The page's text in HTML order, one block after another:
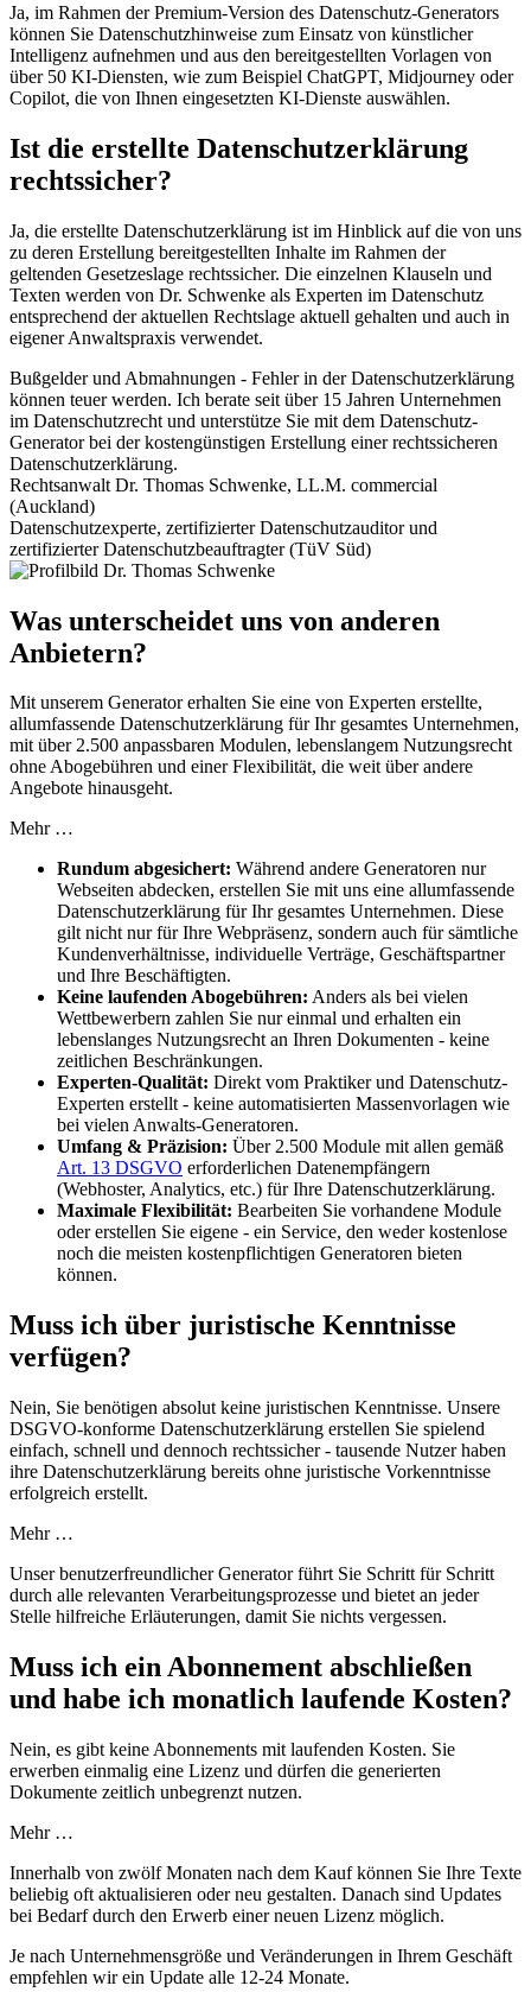
Ja, im Rahmen der Premium-Version des Datenschutz-Generators
können Sie Datenschutzhinweise zum Einsatz von künstlicher
Intelligenz aufnehmen und aus den bereitgestellten Vorlagen von
über 50 KI-Diensten, wie zum Beispiel ChatGPT, Midjourney oder
Copilot, die von Ihnen eingesetzten KI-Dienste auswählen.
Ist die erstellte Datenschutzerklärung
rechtssicher?
Ja, die erstellte Datenschutzerklärung ist im Hinblick auf die von uns
zu deren Erstellung bereitgestellten Inhalte im Rahmen der
geltenden Gesetzeslage rechtssicher. Die einzelnen Klauseln und
Texten werden von Dr. Schwenke als Experten im Datenschutz
entsprechend der aktuellen Rechtslage aktuell gehalten und auch in
eigener Anwaltspraxis verwendet.
Bußgelder und Abmahnungen - Fehler in der Datenschutzerklärung
können teuer werden. Ich berate seit über 15 Jahren Unternehmen
im Datenschutzrecht und unterstütze Sie mit dem Datenschutz-
Generator bei der kostengünstigen Erstellung einer rechtssicheren
Datenschutzerklärung.
Rechtsanwalt Dr. Thomas Schwenke, LL.M. commercial
(Auckland)
Datenschutzexperte, zertifizierter Datenschutzauditor und
zertifizierter Datenschutzbeauftragter (TüV Süd)
Was unterscheidet uns von anderen
Anbietern?
Mit unserem Generator erhalten Sie eine von Experten erstellte,
allumfassende Datenschutzerklärung für Ihr gesamtes Unternehmen,
mit über 2.500 anpassbaren Modulen, lebenslangem Nutzungsrecht
ohne Abogebühren und einer Flexibilität, die weit über andere
Angebote hinausgeht.
Mehr …
Rundum abgesichert: Während andere Generatoren nur
Webseiten abdecken, erstellen Sie mit uns eine allumfassende
Datenschutzerklärung für Ihr gesamtes Unternehmen. Diese
gilt nicht nur für Ihre Webpräsenz, sondern auch für sämtliche
Kundenverhältnisse, individuelle Verträge, Geschäftspartner
und Ihre Beschäftigten.
Keine laufenden Abogebühren: Anders als bei vielen
Wettbewerbern zahlen Sie nur einmal und erhalten ein
lebenslanges Nutzungsrecht an Ihren Dokumenten - keine
zeitlichen Beschränkungen.
Experten-Qualität: Direkt vom Praktiker und Datenschutz-
Experten erstellt - keine automatisierten Massenvorlagen wie
bei vielen Anwalts-Generatoren.
Umfang & Präzision: Über 2.500 Module mit allen gemäß
Art. 13 DSGVO erforderlichen Datenempfängern
(Webhoster, Analytics, etc.) für Ihre Datenschutzerklärung.
Maximale Flexibilität: Bearbeiten Sie vorhandene Module
oder erstellen Sie eigene - ein Service, den weder kostenlose
noch die meisten kostenpflichtigen Generatoren bieten
können.
Muss ich über juristische Kenntnisse
verfügen?
Nein, Sie benötigen absolut keine juristischen Kenntnisse. Unsere
DSGVO-konforme Datenschutzerklärung erstellen Sie spielend
einfach, schnell und dennoch rechtssicher - tausende Nutzer haben
ihre Datenschutzerklärung bereits ohne juristische Vorkenntnisse
erfolgreich erstellt.
Mehr …
Unser benutzerfreundlicher Generator führt Sie Schritt für Schritt
durch alle relevanten Verarbeitungsprozesse und bietet an jeder
Stelle hilfreiche Erläuterungen, damit Sie nichts vergessen.
Muss ich ein Abonnement abschließen
und habe ich monatlich laufende Kosten?
Nein, es gibt keine Abonnements mit laufenden Kosten. Sie
erwerben einmalig eine Lizenz und dürfen die generierten
Dokumente zeitlich unbegrenzt nutzen.
Mehr …
Innerhalb von zwölf Monaten nach dem Kauf können Sie Ihre Texte
beliebig oft aktualisieren oder neu gestalten. Danach sind Updates
bei Bedarf durch den Erwerb einer neuen Lizenz möglich.
Je nach Unternehmensgröße und Veränderungen in Ihrem Geschäft
empfehlen wir ein Update alle 12-24 Monate.